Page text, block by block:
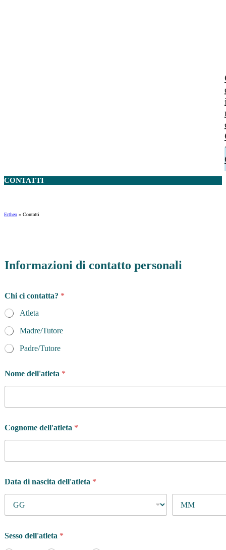
CONTATTI
Ertheo » Contatti
Informazioni di contatto personali
Chi ci contatta? *
Atleta
Madre/Tutore
Padre/Tutore
Nome dell'atleta *
Cognome dell'atleta *
Data di nascita dell'atleta *
Sesso dell'atleta *